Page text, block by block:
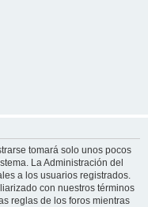
tomará solo unos pocos
La Administración del
a los usuarios registrados.
con nuestros términos
reglas de los foros mientras